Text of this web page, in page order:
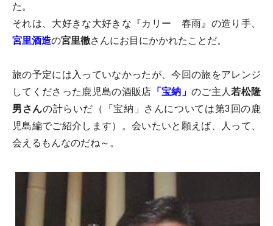
た。
それは、大好きな大好きな『カリー 春雨』の造り手、
宮里酒造の宮里徹さんにお目にかかれたことだ。
旅の予定には入っていなかったが、今回の旅をアレンジ
してくださった鹿児島の酒販店 「宝納」のご主人若松隆
男さんの計らいだ（「宝納」さんについては第3回の鹿
児島編でご紹介します）。会いたいと願えば、人って、
会えるもんなのだね～。